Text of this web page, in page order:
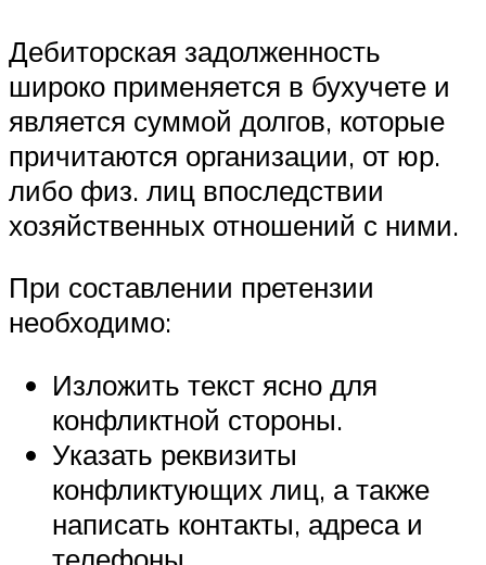
Дебиторская задолженность
широко применяется в бухучете и
является суммой долгов, которые
причитаются организации, от юр.
либо физ. лиц впоследствии
хозяйственных отношений с ними.
При составлении претензии
необходимо:
Изложить текст ясно для
конфликтной стороны.
Указать реквизиты
конфликтующих лиц, а также
написать контакты, адреса и